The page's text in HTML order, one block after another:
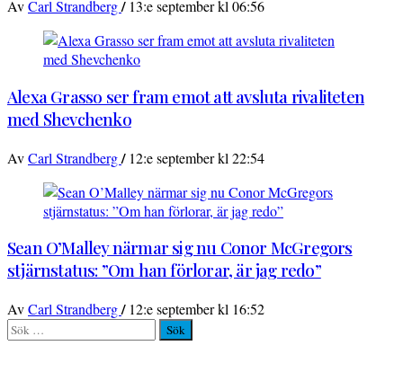
AvCarl Strandberg/ 13:e september kl 06:56
Alexa Grasso ser fram emot att avsluta rivaliteten
med Shevchenko
AvCarl Strandberg/ 12:e september kl 22:54
Sean O’Malley närmar sig nu Conor McGregors
stjärnstatus: ”Om han förlorar, är jag redo”
AvCarl Strandberg/ 12:e september kl 16:52
Sök
efter: